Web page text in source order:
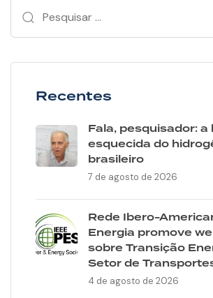
Recentes
Fala, pesquisador: a
esquecida do
brasileiro
7 de agosto de 2026
Rede Ibero-
Energia promove
sobre Transição
Setor de
4 de agosto de 2026